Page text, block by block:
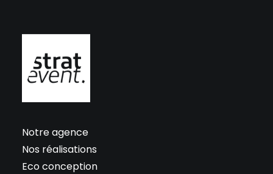
Notre agence
Nos réalisations
Eco conception